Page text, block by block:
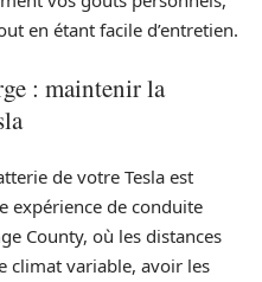
en étant facile d’entretien.
: maintenir la
de votre Tesla est
expérience de conduite
County, où les distances
climat variable, avoir les